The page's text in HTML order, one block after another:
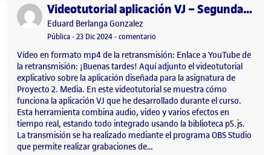
Publicado por Videotutorial aplicación VJ – Segunda práctica PR. 2 – Proyecto 2. Media.
Publicado por
Eduard Berlanga Gonzalez
Visibilidad:
Pública-Fecha de publicación
23 Dic 2024-comentario
Vídeo en formato mp4 de la retransmisión: Enlace a YouTube de
la retransmisión: ¡Buenas tardes! Aquí adjunto el videotutorial
explicativo sobre la aplicación diseñada para la asignatura de
Proyecto 2. Media. En este videotutorial se muestra cómo
funciona la aplicación VJ que he desarrollado durante el curso.
Esta herramienta combina audio, video y varios efectos en
tiempo real, estando todo integrado usando la biblioteca p5.js.
La transmisión se ha realizado mediante el programa OBS Studio
que permite realizar grabaciones de…